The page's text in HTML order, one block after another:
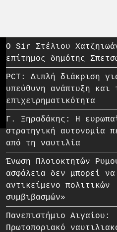
O Sir Στέλιου
επίτημος δημότης
PCT: Διπλή διάκριση
υπεύθυνη ανάπτυξη και
επιχειρηματικότητα
Γ. Ξηραδάκης: Η
στρατηγική αυτονομία
από τη ναυτιλία
Ένωση Πλοιοκτητών
ασφάλεια δεν μπορεί
αντικείμενο πολιτικών
συμβιβασμών»
Πανεπιστήμιο Αιγαίου:
Πρωτοποριακό